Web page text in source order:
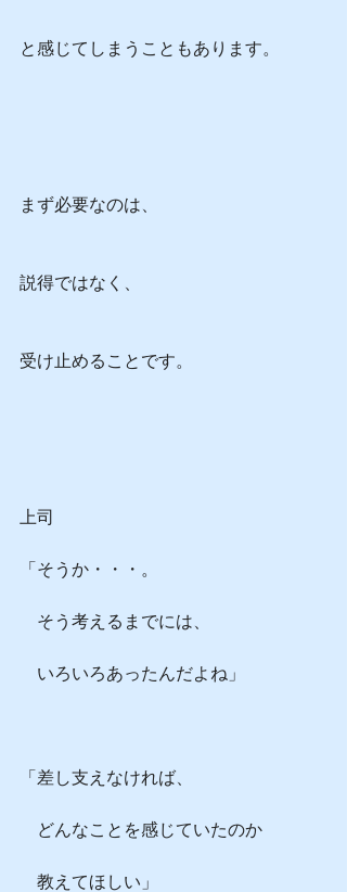
と感じてしまうこともあります。
まず必要なのは、
説得ではなく、
受け止めることです。
上司
「そうか・・・。
そう考えるまでには、
いろいろあったんだよね」
「差し支えなければ、
どんなことを感じていたのか
教えてほしい」